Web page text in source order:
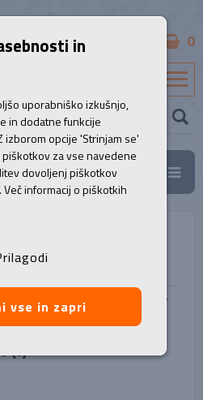
0
FURY Mobile Workstation...
16 G10 FURY
kvaliteta
(!)
in
uporabniško izkušnjo,
in dodatne funkcije
izborom opcije 'Strinjam se'
za vse navedene
dovoljenj piškotkov
informacij o piškotkih
vse in zapri